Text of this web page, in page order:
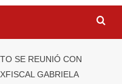
SE REUNIÓ CON
GABRIELA